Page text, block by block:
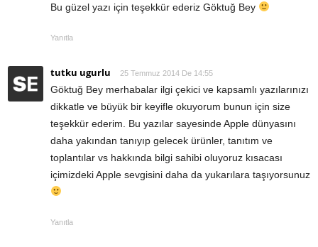
Bu güzel yazı için teşekkür ederiz Göktuğ Bey
Yanıtla
tutku ugurlu 25 Temmuz 2014 De 14:55
Göktuğ Bey merhabalar ilgi çekici ve kapsamlı yazılarınızı
dikkatle ve büyük bir keyifle okuyorum bunun için size
teşekkür ederim. Bu yazılar sayesinde Apple dünyasını
daha yakından tanıyıp gelecek ürünler, tanıtım ve
toplantılar vs hakkında bilgi sahibi oluyoruz kısacası
içimizdeki Apple sevgisini daha da yukarılara taşıyorsunuz
Yanıtla